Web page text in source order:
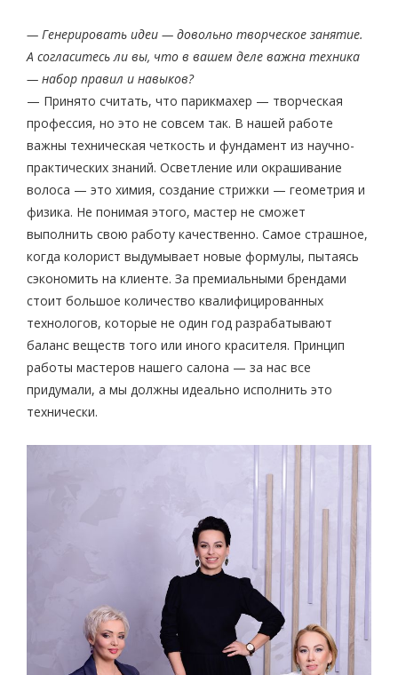
— Генерировать идеи — довольно творческое занятие.
А согласитесь ли вы, что в вашем деле важна техника
— набор правил и навыков?
— Принято считать, что парикмахер — творческая
профессия, но это не совсем так. В нашей работе
важны техническая четкость и фундамент из научно-
практических знаний. Осветление или окрашивание
волоса — это химия, создание стрижки — геометрия и
физика. Не понимая этого, мастер не сможет
выполнить свою работу качественно. Самое страшное,
когда колорист выдумывает новые формулы, пытаясь
сэкономить на клиенте. За премиальными брендами
стоит большое количество квалифицированных
технологов, которые не один год разрабатывают
баланс веществ того или иного красителя. Принцип
работы мастеров нашего салона — за нас все
придумали, а мы должны идеально исполнить это
технически.